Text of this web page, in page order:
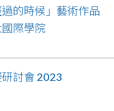
過的時候」藝術作品
際學院
討會 2023